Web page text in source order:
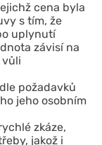
cena byla
s tím, že
uplynutí
závisí na
požadavků
jeho osobním
zkáze,
jakož i